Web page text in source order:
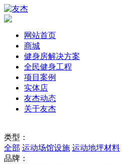
网站首页
商城
健身房解决方案
全民健身工程
项目案例
实体店
友杰动态
关于友杰
类型：
全部 运动场馆设施 运动地坪材料
品牌：